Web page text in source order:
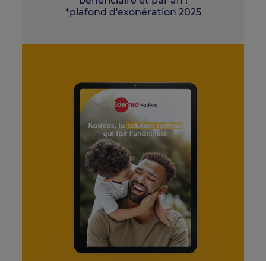
*plafond d'exonération 2025